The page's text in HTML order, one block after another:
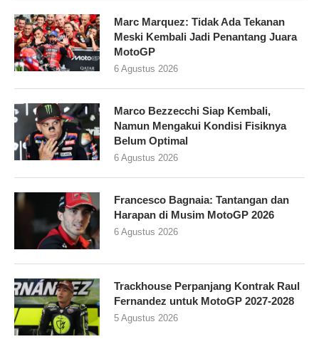
Marc Marquez: Tidak Ada Tekanan
Meski Kembali Jadi Penantang Juara
MotoGP
6 Agustus 2026
Marco Bezzecchi Siap Kembali,
Namun Mengakui Kondisi Fisiknya
Belum Optimal
6 Agustus 2026
Francesco Bagnaia: Tantangan dan
Harapan di Musim MotoGP 2026
6 Agustus 2026
Trackhouse Perpanjang Kontrak Raul
Fernandez untuk MotoGP 2027-2028
5 Agustus 2026